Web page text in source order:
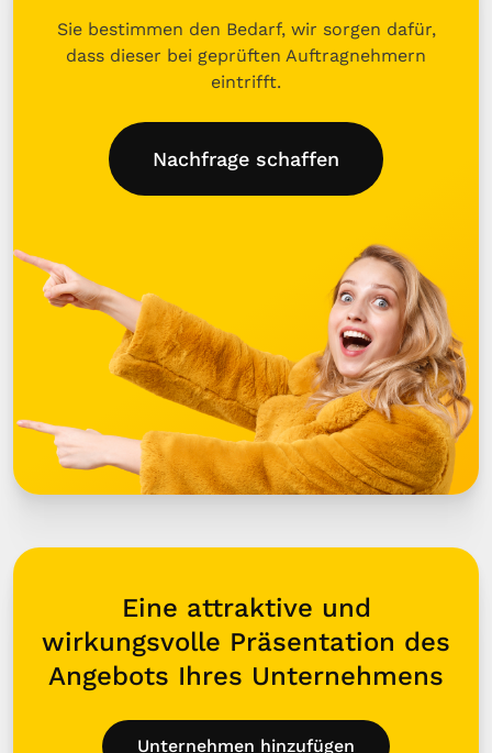
Sie bestimmen den Bedarf, wir sorgen dafür,
dass dieser bei geprüften Auftragnehmern
eintrifft.
Nachfrage schaffen
Eine attraktive und
wirkungsvolle Präsentation des
Angebots Ihres Unternehmens
Unternehmen hinzufügen